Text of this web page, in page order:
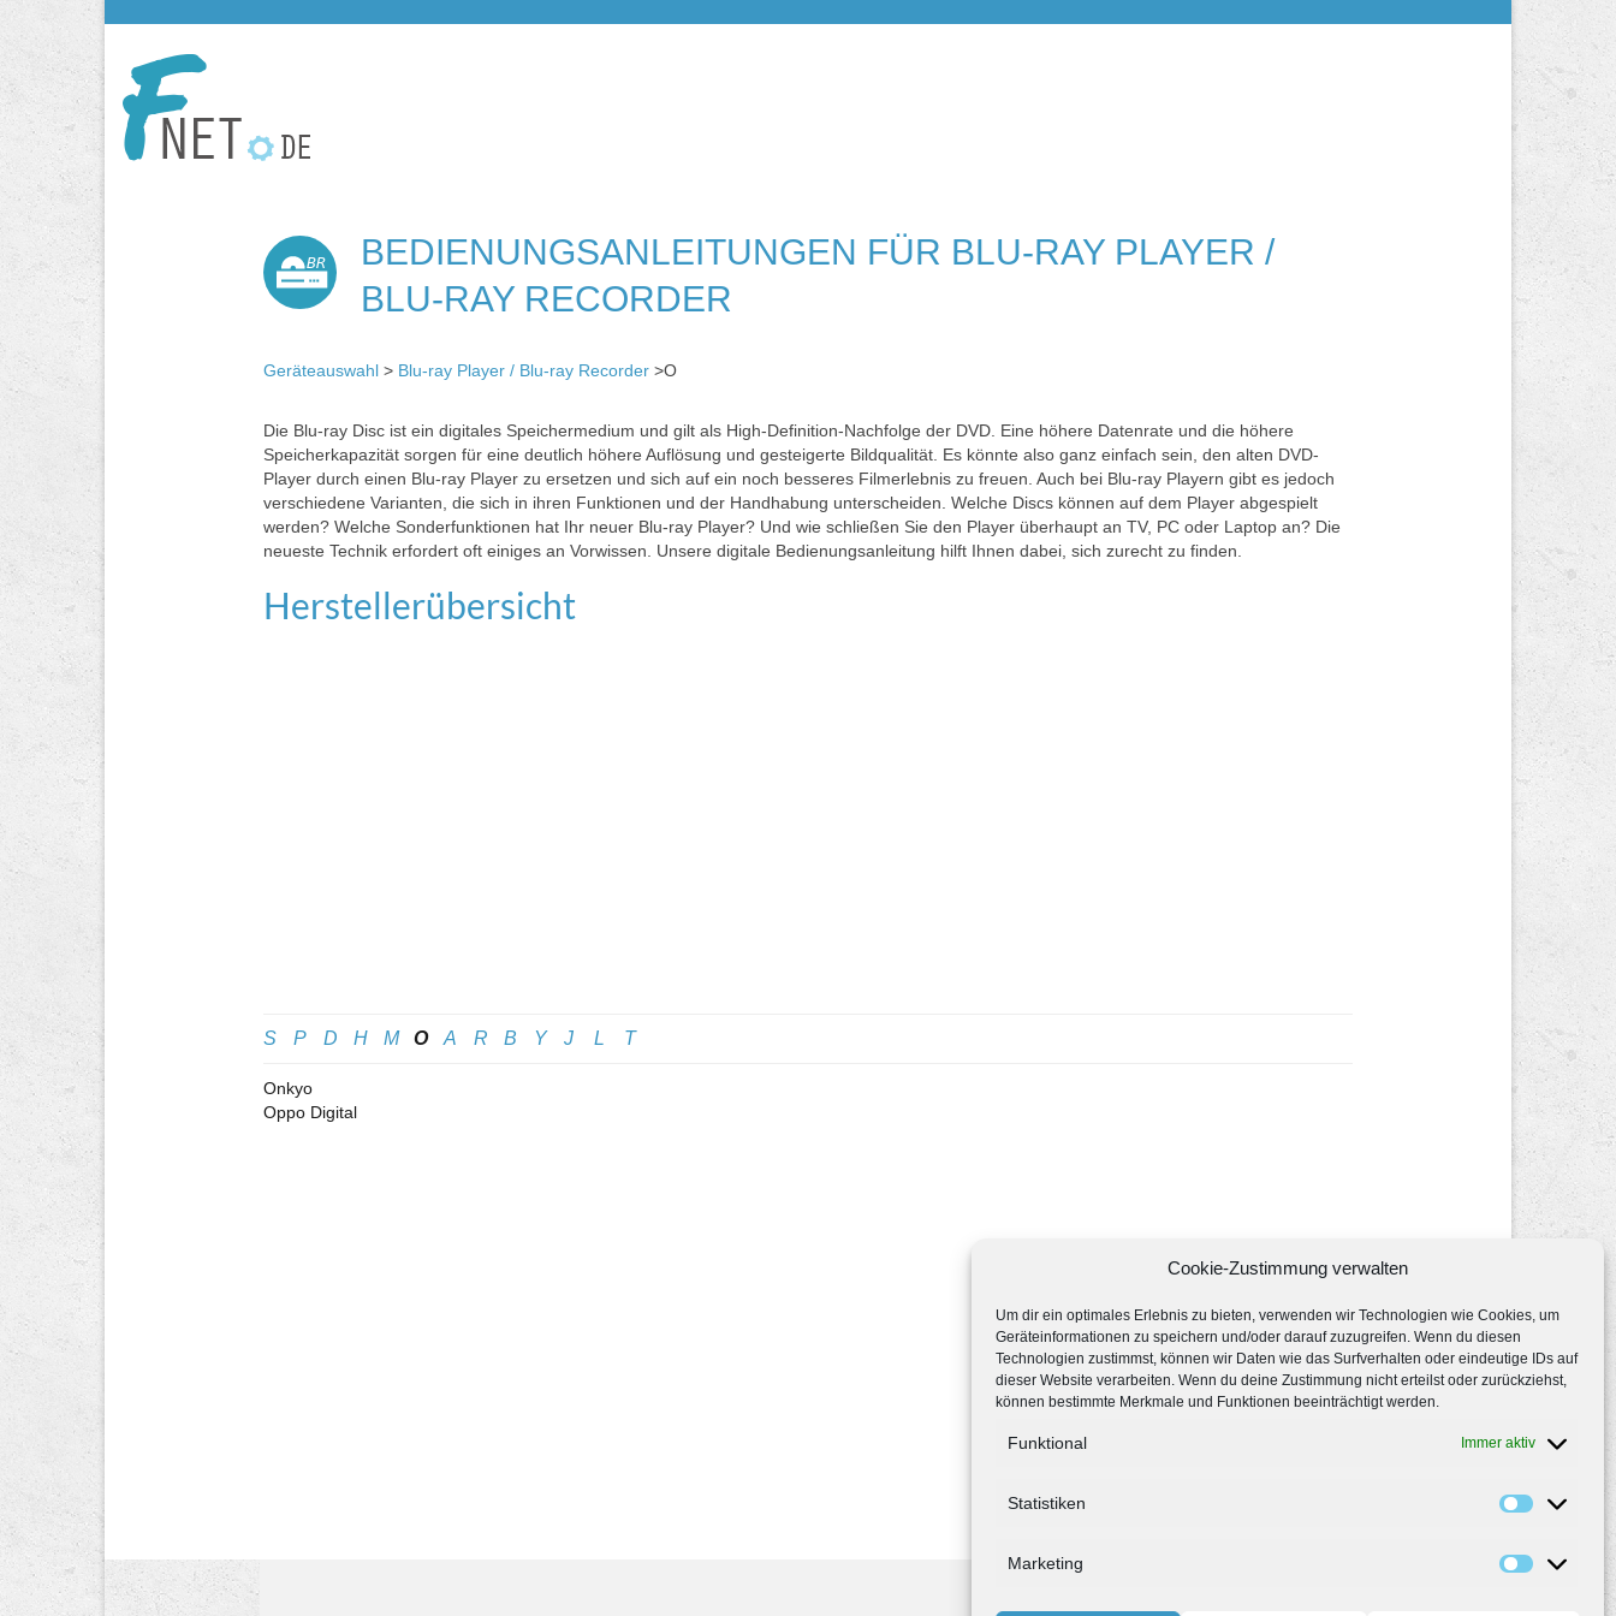
Cookie-Zustimmung verwalten
Um dir ein optimales Erlebnis zu bieten, verwenden wir Technologien wie Cookies, um
Geräteinformationen zu speichern und/oder darauf zuzugreifen. Wenn du diesen
Technologien zustimmst, können wir Daten wie das Surfverhalten oder eindeutige IDs auf
dieser Website verarbeiten. Wenn du deine Zustimmung nicht erteilst oder zurückziehst,
können bestimmte Merkmale und Funktionen beeinträchtigt werden.
Funktional Immer aktiv
Statistiken
Marketing
BR
BEDIENUNGSANLEITUNGEN FÜR BLU-RAY PLAYER /
BLU-RAY RECORDER
Geräteauswahl > Blu-ray Player / Blu-ray Recorder >O
Die Blu-ray Disc ist ein digitales Speichermedium und gilt als High-Definition-Nachfolge der DVD. Eine höhere Datenrate und die höhere
Speicherkapazität sorgen für eine deutlich höhere Auflösung und gesteigerte Bildqualität. Es könnte also ganz einfach sein, den alten DVD-
Player durch einen Blu-ray Player zu ersetzen und sich auf ein noch besseres Filmerlebnis zu freuen. Auch bei Blu-ray Playern gibt es jedoch
verschiedene Varianten, die sich in ihren Funktionen und der Handhabung unterscheiden. Welche Discs können auf dem Player abgespielt
werden? Welche Sonderfunktionen hat Ihr neuer Blu-ray Player? Und wie schließen Sie den Player überhaupt an TV, PC oder Laptop an? Die
neueste Technik erfordert oft einiges an Vorwissen. Unsere digitale Bedienungsanleitung hilft Ihnen dabei, sich zurecht zu finden.
Herstellerübersicht
S P D H M O A R B Y J L T
Onkyo
Oppo Digital